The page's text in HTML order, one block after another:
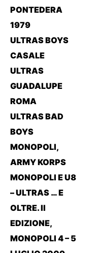
PONTEDERA
1979
ULTRAS BOYS
CASALE
ULTRAS
GUADALUPE
ROMA
ULTRAS BAD
BOYS
MONOPOLI,
ARMY KORPS
MONOPOLI E U8
– ULTRAS … E
OLTRE. II
EDIZIONE,
MONOPOLI 4 – 5